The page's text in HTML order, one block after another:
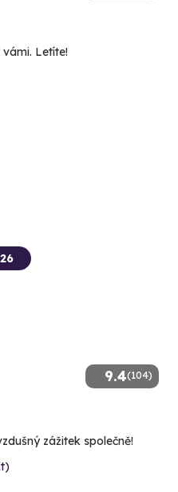
Letíte!
9.4(104)
zážitek společně!